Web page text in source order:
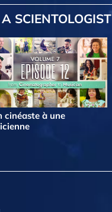
SCIENTOLOGIST
cinéaste à une